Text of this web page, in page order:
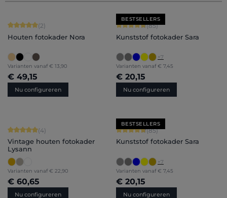
Gemiddelde score van 5 op 5 sterren
(2)
Houten fotokader Nora
Varianten vanaf € 13,90
€ 49,15
Nu configureren
BESTSELLERS
Gemiddelde score van 4.71 op 5
(85)
Kunststof fotokader Sara
+7
Varianten vanaf € 7,45
€ 20,15
Nu configureren
Gemiddelde score van 5 op 5 sterren
(4)
Vintage houten fotokader
Lysann
Varianten vanaf € 22,90
€ 60,65
Nu configureren
BESTSELLERS
Gemiddelde score van 4.71 op 5
(85)
Kunststof fotokader Sara
+7
Varianten vanaf € 7,45
€ 20,15
Nu configureren